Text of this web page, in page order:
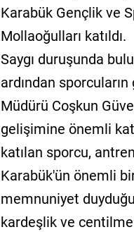
Karabük Gençlik ve
Mollaoğulları katıldı.
Saygı duruşunda
ardından
Müdürü Coşkun
gelişimine önemli
katılan sporcu,
Karabük'ün önemli
memnuniyet
kardeşlik ve